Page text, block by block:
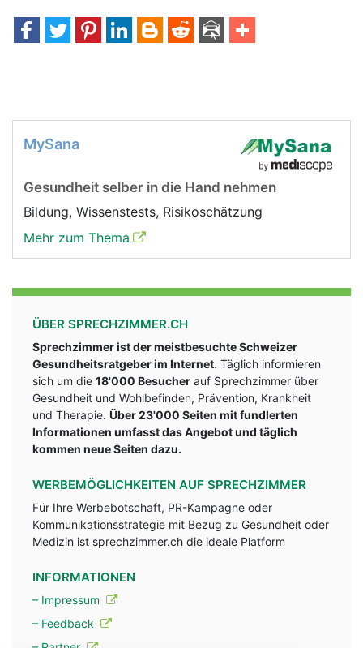
MySana
Gesundheit selber in die Hand nehmen
Bildung, Wissenstests, Risikoschätzung
Mehr zum Thema
ÜBER SPRECHZIMMER.CH
Sprechzimmer ist der meistbesuchte Schweizer
Gesundheitsratgeber im Internet. Täglich informieren
sich um die 18'000 Besucher auf Sprechzimmer über
Gesundheit und Wohlbefinden, Prävention, Krankheit
und Therapie. Über 23'000 Seiten mit fundlerten
Informationen umfasst das Angebot und täglich
kommen neue Seiten dazu.
WERBEMÖGLICHKEITEN AUF SPRECHZIMMER
Für Ihre Werbebotschaft, PR-Kampagne oder
Kommunikationsstrategie mit Bezug zu Gesundheit oder
Medizin ist sprechzimmer.ch die ideale Platform
INFORMATIONEN
– Impressum
– Feedback